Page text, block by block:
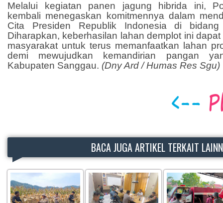
Melalui kegiatan panen jagung hibrida ini,
kembali menegaskan komitmennya dalam
Cita Presiden Republik Indonesia di bidang
Diharapkan, keberhasilan lahan demplot ini
masyarakat untuk terus memanfaatkan lahan
demi mewujudkan kemandirian pangan
Kabupaten Sanggau. (Dny Ard / Humas Res Sgu)
BACA JUGA ARTIKEL TERKAIT